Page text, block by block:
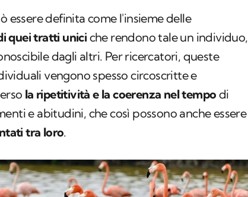
essere definita come l'insieme delle
quei tratti unici che rendono tale un individuo,
dagli altri. Per ricercatori, queste
vengono spesso circoscritte e
la ripetitività e la coerenza nel tempo di
e abitudini, che così possono anche essere
tra loro.